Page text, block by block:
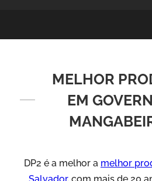
Green
MELHOR
EM
DP2 é a melhor a melhor
Salvador, com mais de 20